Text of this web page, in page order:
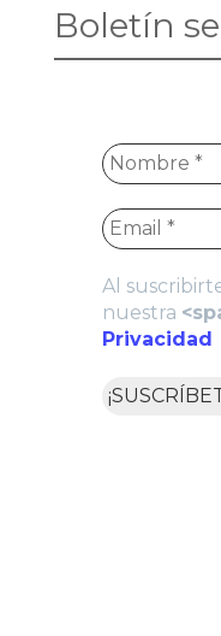
Boletín
Al
nuestra
Privacidad